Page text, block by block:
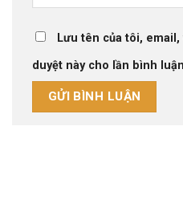
Lưu tên của tôi,
duyệt này cho lần bình